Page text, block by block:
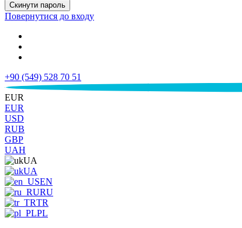
Скинути пароль
Повернутися до входу
+90 (549) 528 70 51
€
EUR
EUR
USD
RUB
GBP
UAH
UA
UA
EN
RU
TR
PL